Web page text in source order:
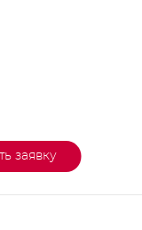
заявку